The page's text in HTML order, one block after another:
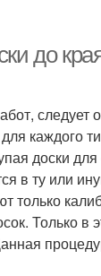
до
каждого
доски
в ту или
только
Только